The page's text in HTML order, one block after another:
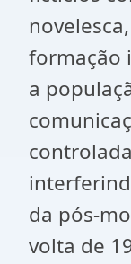
formação
a
da pós-
volta de